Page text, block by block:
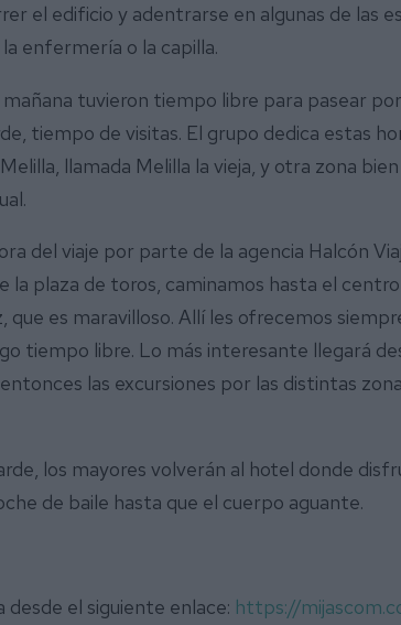
el edificio y adentrarse en algunas de las
enfermería o la capilla.
tuvieron tiempo libre para pasear
tiempo de visitas. El grupo dedica estas
llamada Melilla la vieja, y otra zona
del viaje por parte de la agencia Halcón
la plaza de toros, caminamos hasta el
que es maravilloso. Allí les ofrecemos
tiempo libre. Lo más interesante llegará
las excursiones por las distintas
los mayores volverán al hotel donde
de baile hasta que el cuerpo aguante.
el siguiente enlace: https://